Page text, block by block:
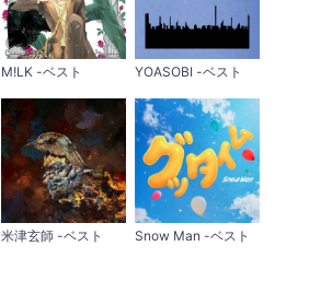
M!LK -ベスト YOASOBI -ベスト
米津玄師 -ベスト Snow Man -ベスト